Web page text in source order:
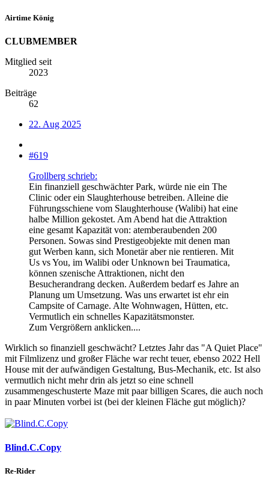
Airtime König
CLUBMEMBER
Mitglied seit
2023
Beiträge
62
22. Aug 2025
#619
Grollberg schrieb:
Ein finanziell geschwächter Park, würde nie ein The
Clinic oder ein Slaughterhouse betreiben. Alleine die
Führungsschiene vom Slaughterhouse (Walibi) hat eine
halbe Million gekostet. Am Abend hat die Attraktion
eine gesamt Kapazität von: atemberaubenden 200
Personen. Sowas sind Prestigeobjekte mit denen man
gut Werben kann, sich Monetär aber nie rentieren. Mit
Us vs You, im Walibi oder Unknown bei Traumatica,
können szenische Attraktionen, nicht den
Besucherandrang decken. Außerdem bedarf es Jahre an
Planung um Umsetzung. Was uns erwartet ist ehr ein
Campsite of Carnage. Alte Wohnwagen, Hütten, etc.
Vermutlich ein schnelles Kapazitätsmonster.
Zum Vergrößern anklicken....
Wirklich so finanziell geschwächt? Letztes Jahr das "A Quiet Place"
mit Filmlizenz und großer Fläche war recht teuer, ebenso 2022 Hell
House mit der aufwändigen Gestaltung, Bus-Mechanik, etc. Ist also
vermutlich nicht mehr drin als jetzt so eine schnell
zusammengeschusterte Maze mit paar billigen Scares, die auch noch
in paar Minuten vorbei ist (bei der kleinen Fläche gut möglich)?
Blind.C.Copy
Re-Rider